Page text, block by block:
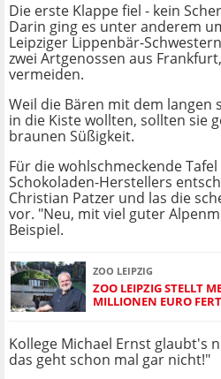
Die erste Klappe fiel - kein
Darin ging es unter anderem
Leipziger Lippenbär-
zwei Artgenossen aus
vermeiden.
Weil die Bären mit dem langen
in die Kiste wollten, sollten sie
braunen Süßigkeit.
Für die wohlschmeckende
Schokoladen-Herstellers
Christian Patzer und las die
vor. "Neu, mit viel guter
Beispiel.
ZOO LEIPZIG
ZOO LEIPZIG STELLT
MILLIONEN EURO
Kollege Michael Ernst glaubt's
das geht schon mal gar nicht!"